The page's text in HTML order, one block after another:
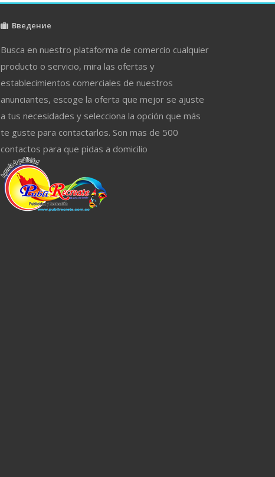
Введение
Busca en nuestro plataforma de comercio cualquier
producto o servicio, mira las ofertas y
establecimientos comerciales de nuestros
anunciantes, escoge la oferta que mejor se ajuste
a tus necesidades y selecciona la opción que más
te guste para contactarlos. Son mas de 500
contactos para que pidas a domicilio